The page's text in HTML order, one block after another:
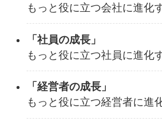
もっと役に立つ会社に進化
「社員の成長」
もっと役に立つ社員に進化
「経営者の成長」
もっと役に立つ経営者に進